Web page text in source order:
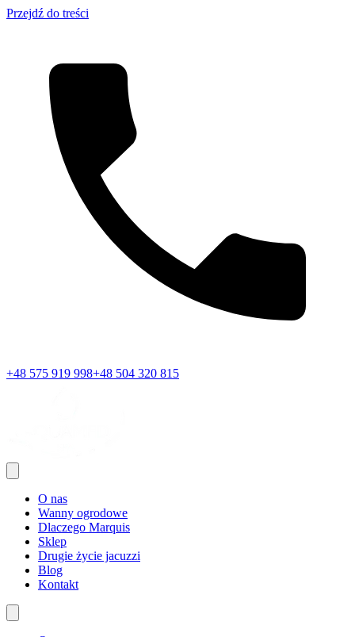
Przejdź do treści
+48 575 919 998+48 504 320 815
O nas
Wanny ogrodowe
Dlaczego Marquis
Sklep
Drugie życie jacuzzi
Blog
Kontakt